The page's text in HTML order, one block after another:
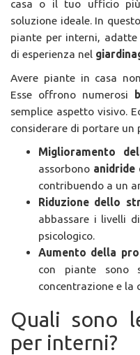
casa o il tuo ufficio
soluzione ideale. In
piante per interni,
di esperienza nel
Avere piante in casa
Esse offrono numerosi
semplice aspetto visivo.
considerare di portare un
Miglioramento
assorbono anidride
contribuendo a un
Riduzione dello
abbassare i livelli
psicologico.
Aumento della
con piante sono
concentrazione e la
Quali sono
per interni?